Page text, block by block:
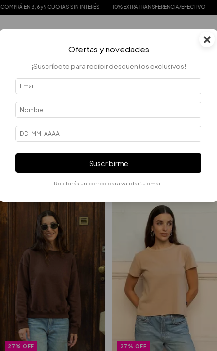
CUOTAS SIN INTERÉS 10% EXTRA TRANSFERENCIA/EFECTIVO ENVIOS GRATIS
Error - 404
La página que estás buscando no existe.
QUIZÁS TE INTERESEN LOS SIGUIENTES PRODUCTOS.
27 % OFF 27 % OFF
×
Ofertas y novedades
¡Suscríbete para recibir descuentos exclusivos!
Suscribirme
Recibirás un correo para validar tu email.